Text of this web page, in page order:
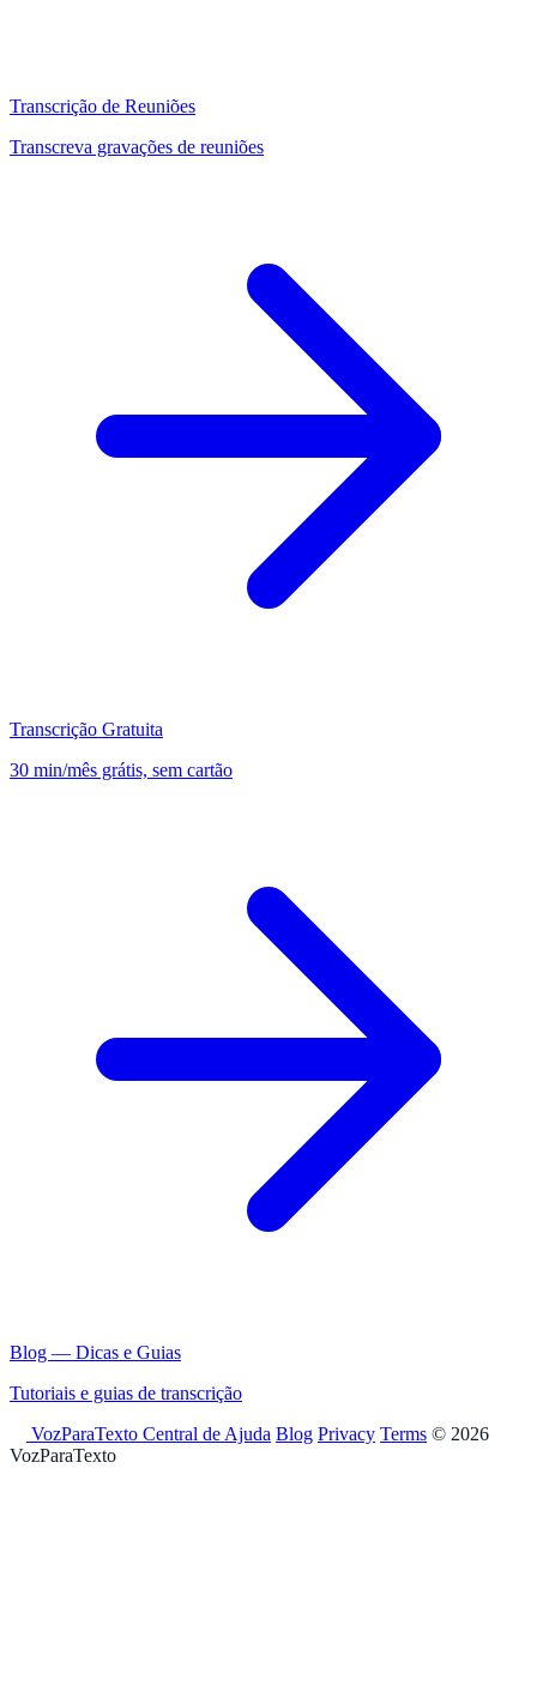
Transcrição de Reuniões
Transcreva gravações de reuniões
Transcrição Gratuita
30 min/mês grátis, sem cartão
Blog — Dicas e Guias
Tutoriais e guias de transcrição
VozParaTexto Central de Ajuda Blog Privacy Terms © 2026
VozParaTexto